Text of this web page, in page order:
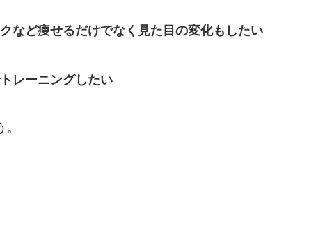
など痩せるだけでなく見た目の変化もしたい
レーニングしたい